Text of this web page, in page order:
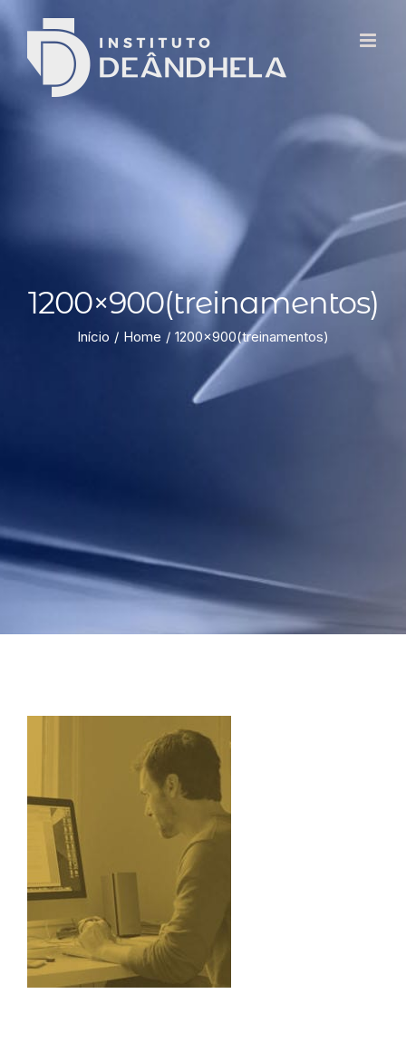
1200×900(treinamentos)
Início Home 1200×900(treinamentos)